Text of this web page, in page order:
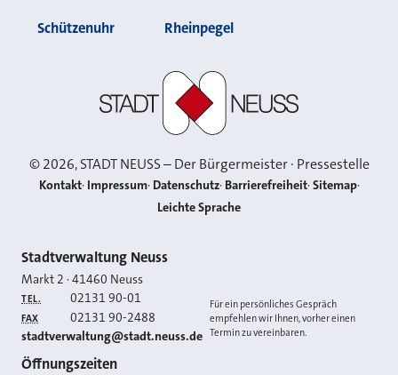
Schützenuhr Rheinpegel
©2026, STADT NEUSS – Der Bürgermeister · Pressestelle
Kontakt Impressum Datenschutz Barrierefreiheit Sitemap
Leichte Sprache
Kontakt
Stadtverwaltung Neuss
Markt 2 ·41460 Neuss
TEL. 02131 90-01
FAX 02131 90-2488
E-MAIL
stadtverwaltung@stadt.neuss.de
Für ein persönliches Gespräch
empfehlen wir Ihnen, vorher einen
Termin zu vereinbaren.
Öffnungszeiten